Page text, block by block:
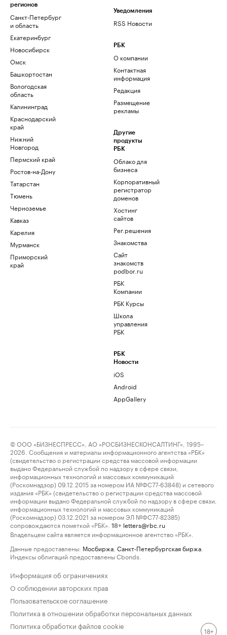
регионов
Санкт-Петербург
и область
Екатеринбург
Новосибирск
Омск
Башкортостан
Вологодская
область
Калининград
Краснодарский
край
Нижний
Новгород
Пермский край
Ростов-на-Дону
Татарстан
Тюмень
Черноземье
Кавказ
Карелия
Мурманск
Приморский
край
Уведомления
RSS Новости
РБК
О компании
Контактная
информация
Редакция
Размещение
рекламы
Другие
продукты
РБК
Облако для
бизнеса
Корпоративный
регистратор
доменов
Хостинг
сайтов
Рег.решения
Знакомства
Сайт
знакомств
podbor.ru
РБК
Компании
РБК Курсы
Школа
управления
РБК
РБК
Новости
iOS
Android
AppGallery
© ООО «БИЗНЕСПРЕСС», АО «РОСБИЗНЕСКОНСАЛТИНГ», 1995–
2026. Сообщения и материалы информационного агентства «РБК»
(свидетельство о регистрации средства массовой информации
выдано Федеральной службой по надзору в сфере связи,
информационных технологий и массовых коммуникаций
(Роскомнадзор) 09.12.2015 за номером ИА №ФС77-63848) и сетевого
издания «РБК» (свидетельство о регистрации средства массовой
информации выдано Федеральной службой по надзору в сфере связи,
информационных технологий и массовых коммуникаций
(Роскомнадзор) 03.12.2021 за номером ЭЛ №ФС77-82385)
сопровождаются пометкой «РБК».
18+ letters@rbc.ru
Владельцем сайта является информационное агентство «РБК».
Данные предоставлены: Мосбиржа Санкт-Петербургская биржа
Индексы облигаций предоставлены Cbonds.
Информация об ограничениях
О соблюдении авторских прав
Пользовательское соглашение
Политика в отношении обработки персональных данных
Политика обработки файлов cookie
18+